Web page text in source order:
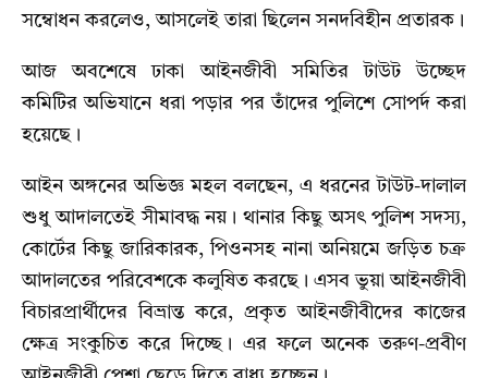
সম্বোধন করলেও, আসলেই তারা ছিলেন সনদবিহীন প্রতারক।
আজ অবশেষে ঢাকা আইনজীবী সমিতির টাউট উচ্ছেদ
কমিটির অভিযানে ধরা পড়ার পর তাঁদের পুলিশে সোপর্দ করা
হয়েছে।
আইন অঙ্গনের অভিজ্ঞ মহল বলছেন, এ ধরনের টাউট-দালাল
শুধু আদালতেই সীমাবদ্ধ নয়। থানার কিছু অসৎ পুলিশ সদস্য,
কোর্টের কিছু জারিকারক, পিওনসহ নানা অনিয়মে জড়িত চক্র
আদালতের পরিবেশকে কলুষিত করছে। এসব ভুয়া আইনজীবী
বিচারপ্রার্থীদের বিভ্রান্ত করে, প্রকৃত আইনজীবীদের কাজের
ক্ষেত্র সংকুচিত করে দিচ্ছে। এর ফলে অনেক তরুণ-প্রবীণ